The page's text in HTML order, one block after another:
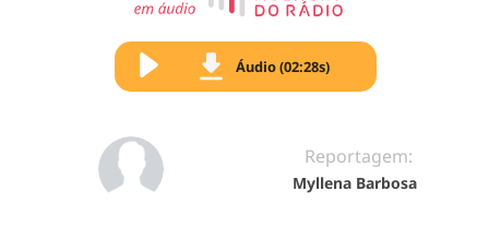
Áudio (02:28s)
Reportagem:
Myllena Barbosa